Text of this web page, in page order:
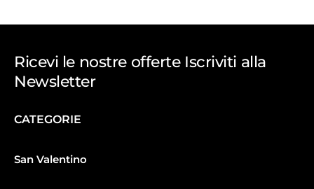
Ricevi le nostre offerte Iscriviti alla
Newsletter
CATEGORIE
San Valentino